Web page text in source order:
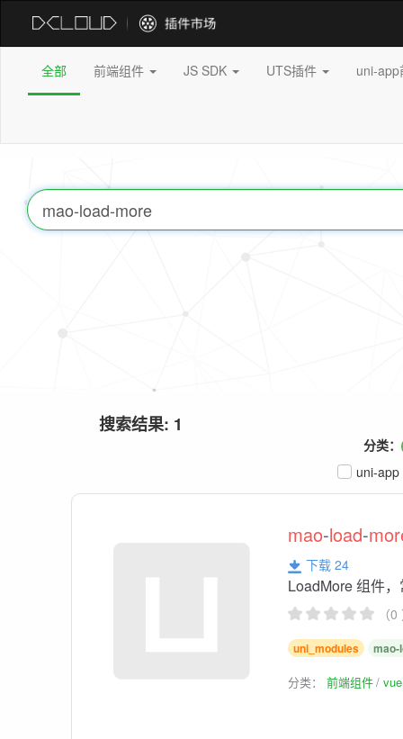
全部 前端组件 JS SDK UTS插件 uni-
搜索结果: 1
分类：
uni-app
mao-load-
下载 24
LoadMore 组件
（
uni_modules mao-
分类：前端组件